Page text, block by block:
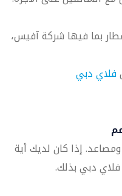
بما فيها شركة آفيس،
فلاي دبي
إذا كان لديك أية
دبي بذلك.